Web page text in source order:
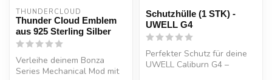
THUNDERCLOUD
Thunder Cloud Emblem
aus 925 Sterling Silber
Verleihe deinem Bonza
Series Mechanical Mod mit
Schutzhülle (1 STK) -
UWELL G4
Perfekter Schutz für deine
UWELL Caliburn G4 –